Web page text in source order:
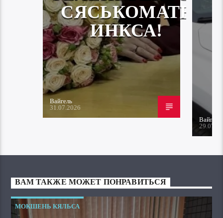
СЯСЬКОМАТЬ
ИНКСА!
Вайгель
31.07.2026
Вайгель
ВАМ ТАКЖЕ МОЖЕТ ПОНРАВИТЬСЯ
МОКШЕНЬ КЯЛЬСА